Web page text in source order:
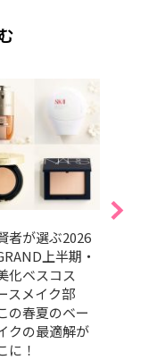
者が選ぶ2026
上半期・
化ベスコス
スメイク部
の春夏のベー
クの最適解が
に！